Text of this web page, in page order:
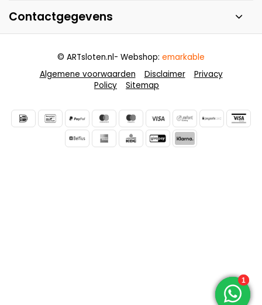
Contactgegevens
Algemene voorwaarden Disclaimer
Privacy
Policy
Sitemap
© ARTsloten.nl- Webshop: emarkable